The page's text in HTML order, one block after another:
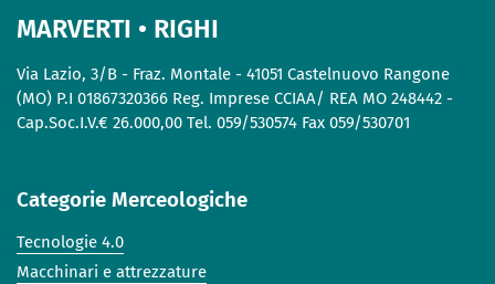
MARVERTI • RIGHI
Via Lazio, 3/B - Fraz. Montale - 41051 Castelnuovo Rangone
(MO) P.I 01867320366 Reg. Imprese CCIAA/ REA MO 248442 -
Cap.Soc.I.V.€ 26.000,00 Tel. 059/530574 Fax 059/530701
Categorie Merceologiche
Tecnologie 4.0
Macchinari e attrezzature